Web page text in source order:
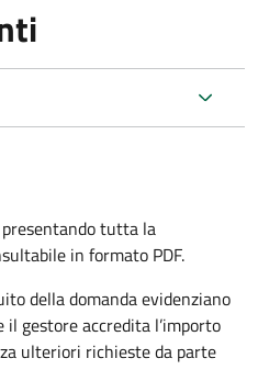
tutta la
in formato PDF.
della domanda evidenziano
gestore accredita l’importo
ulteriori richieste da parte